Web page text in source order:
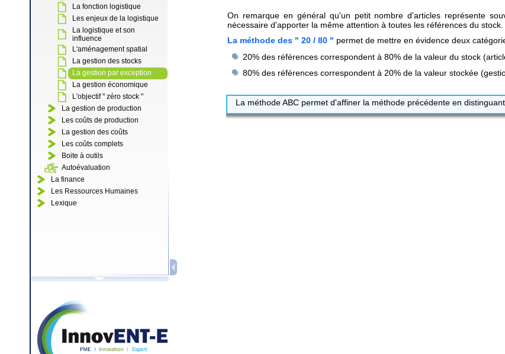
La fonction logistique
Les enjeux de la logistique
La logistique et son
influence
L'aménagement spatial
La gestion des stocks
La gestion par exception
La gestion économique
L'objectif " zéro stock "
La gestion de production
Les coûts de production
La gestion des coûts
Les coûts complets
Boite à outils
Autoévaluation
La finance
Les Ressources Humaines
Lexique
On remarque en général qu'un petit nombre d'articles représente
nécessaire d'apporter la même attention à toutes les références du stock.
La méthode des " 20 / 80 " permet de mettre en évidence deux
20% des références correspondent à 80% de la valeur du stock
80% des références correspondent à 20% de la valeur stockée
La méthode ABC permet d'affiner la méthode précédente en